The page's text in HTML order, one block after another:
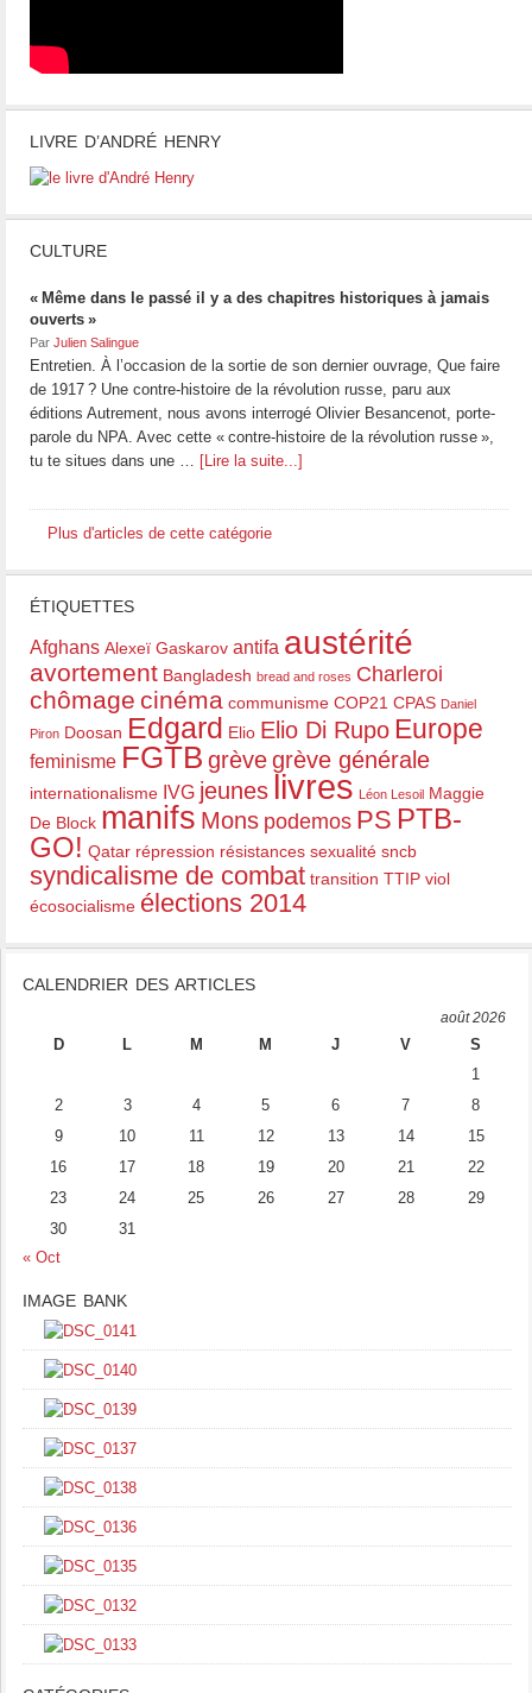
LIVRE D’ANDRÉ HENRY
CULTURE
« Même dans le passé il y a des chapitres historiques à jamais
ouverts »
Par Julien Salingue
Entretien. À l’occasion de la sortie de son dernier ouvrage, Que faire
de 1917 ? Une contre-histoire de la révolution russe, paru aux
éditions Autrement, nous avons interrogé Olivier Besancenot, porte-
parole du NPA. Avec cette « contre-histoire de la révolution russe »,
tu te situes dans une … [Lire la suite...]
Plus d'articles de cette catégorie
ÉTIQUETTES
Afghans Alexeï Gaskarov antifa austérité
avortement Bangladesh bread and roses Charleroi
chômage cinéma communisme COP21 CPAS Daniel
Piron Doosan Edgard Elio Elio Di Rupo Europe
feminisme FGTB grèvegrève générale
internationalisme IVG jeunes livres Léon Lesoil Maggie
De Block manifs Mons podemos PS PTB-
GO! Qatar répression résistances sexualité sncb
syndicalisme de combat transition TTIP viol
écosocialisme élections 2014
CALENDRIER DES ARTICLES
août 2026
D L M M J V
S
1
2
3 4 5 6 7
8
9
10 11 12 13 14
15
16
17 18 19 20 21
22
23
24 25 26 27 28
29
30
31
« Oct
IMAGE BANK